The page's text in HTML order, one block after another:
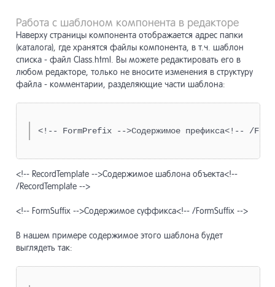
Работа с шаблоном компонента в редакторе
Наверху страницы компонента отображается адрес папки
(каталога), где хранятся файлы компонента, в т.ч. шаблон
списка - файл Class.html. Вы можете редактировать его в
любом редакторе, только не вносите изменения в структуру
файла - комментарии, разделяющие части шаблона:
<!-- RecordTemplate -->Содержимое шаблона объекта<!--
/RecordTemplate -->
<!-- FormSuffix -->Содержимое суффикса<!-- /FormSuffix -->
В нашем примере содержимое этого шаблона будет
выглядеть так: